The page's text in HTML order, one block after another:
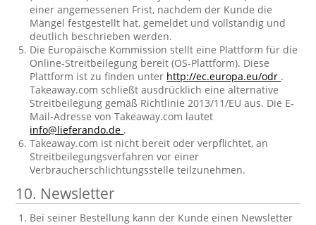
einer angemessenen Frist, nachdem der Kunde die
Mängel festgestellt hat, gemeldet und vollständig und
deutlich beschrieben werden.
Die Europäische Kommission stellt eine Plattform für die
Online-Streitbeilegung bereit (OS-Plattform). Diese
Plattform ist zu finden unter http://ec.europa.eu/odr .
Takeaway.com schließt ausdrücklich eine alternative
Streitbeilegung gemäß Richtlinie 2013/11/EU aus. Die E-
Mail-Adresse von Takeaway.com lautet
info@lieferando.de .
Takeaway.com ist nicht bereit oder verpflichtet, an
Streitbeilegungsverfahren vor einer
Verbraucherschlichtungsstelle teilzunehmen.
10. Newsletter
Bei seiner Bestellung kann der Kunde einen Newsletter